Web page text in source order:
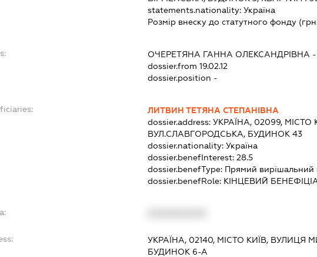
statements.nationality: Україна
Розмір внеску до статутного фонду
ОЧЕРЕТЯНА ГАННА ОЛЕКСАНДРІВНА -
dossier.from 19.02.12
dossier.position -
ЛИТВИН ТЕТЯНА СТЕПАНІВНА
dossier.address: УКРАЇНА, 02099, МІСТО
ВУЛ.СЛАВГОРОДСЬКА, БУДИНОК 43
dossier.nationality: Україна
dossier.benefInterest: 28.5
dossier.benefType: Прямий вирішальний
dossier.benefRole: КІНЦЕВИЙ
УКРАЇНА, 02140, МІСТО КИЇВ,
БУДИНОК 6-А